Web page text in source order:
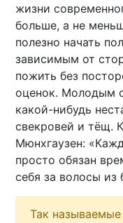
жизни
больше, а не
полезно начать
зависимым от
пожить без
оценок. Молодым
какой-нибудь
свекровей и тёщ.
Мюнхгаузен:
просто обязан
себя за волосы из
Так